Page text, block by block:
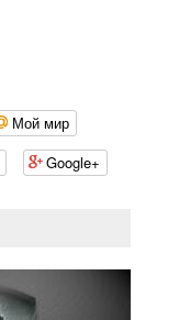
Мой мир
Google+